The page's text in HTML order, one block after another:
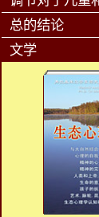
总的结论
文学